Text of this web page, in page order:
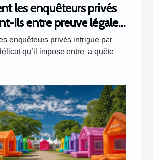
les enquêteurs privés
ils entre preuve légale
de la vie privée ?
enquêteurs privés intrigue par
qu’il impose entre la quête